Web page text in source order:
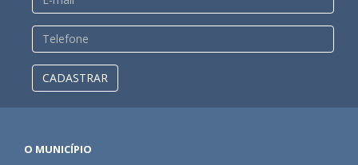
CADASTRAR
O MUNICÍPIO